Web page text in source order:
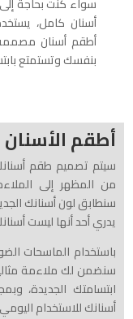
أسنان كامل،
أطقم أسنان
بنفسك وتستمتع
أطقم
سيتم تصميم طقم
من المظهر إلى
سنطابق لون أسنانك
يدري أحد أنها ليست
باستخدام الماسحات
سنضمن لك ملاءمة
ابتسامتك الجديدة،
أسنانك للاستخدام